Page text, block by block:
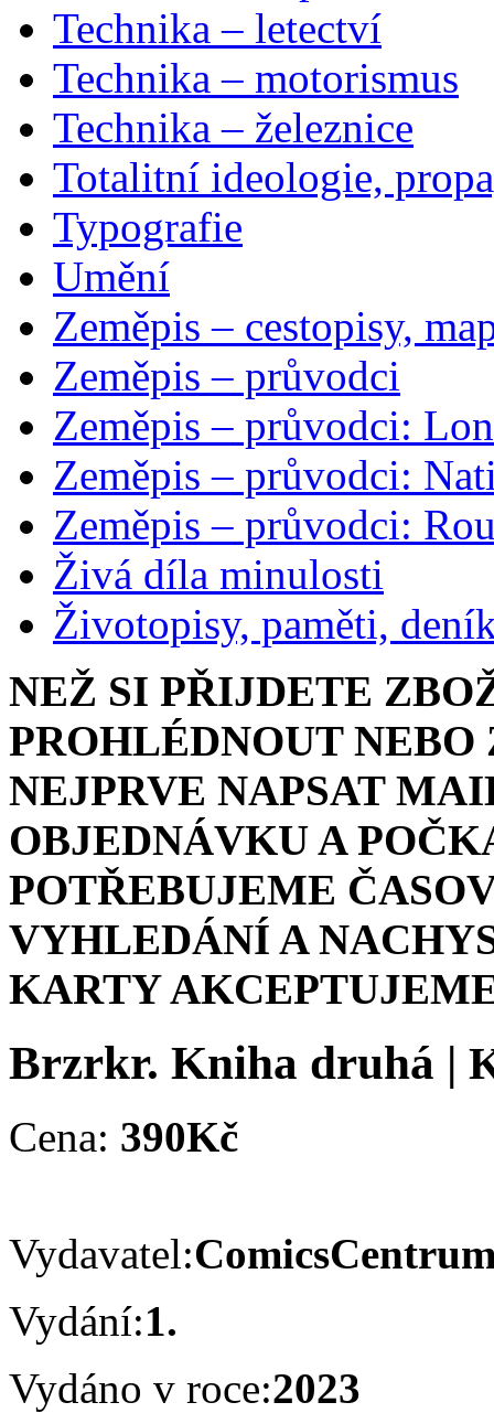
Technika – letectví
Technika – motorismus
Technika – železnice
Totalitní ideologie,
Typografie
Umění
Zeměpis – cestopisy,
Zeměpis – průvodci
Zeměpis – průvodci:
Zeměpis – průvodci:
Zeměpis – průvodci:
Živá díla minulosti
Životopisy, paměti,
NEŽ SI PŘIJDETE
PROHLÉDNOUT
NEJPRVE NAPSAT
OBJEDNÁVKU A
POTŘEBUJEME
VYHLEDÁNÍ A
KARTY
Brzrkr. Kniha druhá |
Cena: 390Kč
Vydavatel:
Vydání:1.
Vydáno v roce:2023